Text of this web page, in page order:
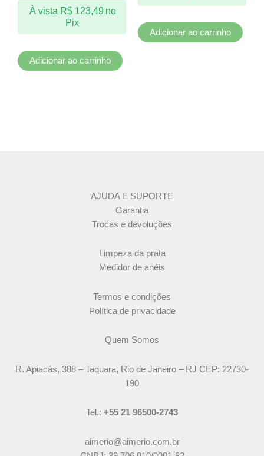
À vista R$123,49 no
Pix
Adicionar ao carrinho
Adicionar ao carrinho
AJUDA E SUPORTE
Garantia
Trocas e devoluções
Limpeza da prata
Medidor de anéis
Termos e condições
Política de privacidade
Quem Somos
R. Apiacás, 388 – Taquara, Rio de Janeiro – RJ CEP: 22730-
190
Tel.: +55 21 96500-2743
aimerio@aimerio.com.br